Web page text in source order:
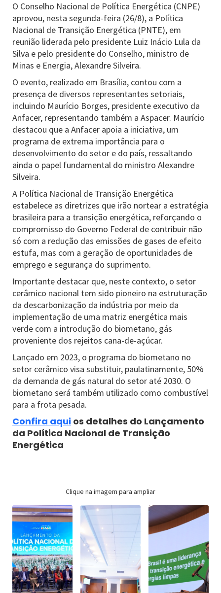
O Conselho Nacional de Política Energética (CNPE)
aprovou, nesta segunda-feira (26/8), a Política
Nacional de Transição Energética (PNTE), em
reunião liderada pelo presidente Luiz Inácio Lula da
Silva e pelo presidente do Conselho, ministro de
Minas e Energia, Alexandre Silveira.
O evento, realizado em Brasília, contou com a
presença de diversos representantes setoriais,
incluindo Maurício Borges, presidente executivo da
Anfacer, representando também a Aspacer. Maurício
destacou que a Anfacer apoia a iniciativa, um
programa de extrema importância para o
desenvolvimento do setor e do país, ressaltando
ainda o papel fundamental do ministro Alexandre
Silveira.
A Política Nacional de Transição Energética
estabelece as diretrizes que irão nortear a estratégia
brasileira para a transição energética, reforçando o
compromisso do Governo Federal de contribuir não
só com a redução das emissões de gases de efeito
estufa, mas com a geração de oportunidades de
emprego e segurança do suprimento.
Importante destacar que, neste contexto, o setor
cerâmico nacional tem sido pioneiro na estruturação
da descarbonização da indústria por meio da
implementação de uma matriz energética mais
verde com a introdução do biometano, gás
proveniente dos rejeitos cana-de-açúcar.
Lançado em 2023, o programa do biometano no
setor cerâmico visa substituir, paulatinamente, 50%
da demanda de gás natural do setor até 2030. O
biometano será também utilizado como combustível
para a frota pesada.
Confira aqui os detalhes do Lançamento
da Política Nacional de Transição
Energética
Clique na imagem para ampliar